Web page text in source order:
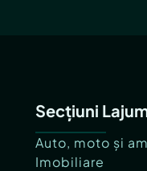
Secțiuni
Auto, moto și
Imobiliare